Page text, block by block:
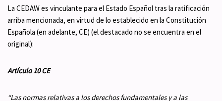
La CEDAW es vinculante para el Estado Español tras la ratificación
arriba mencionada, en virtud de lo establecido en la Constitución
Española (en adelante, CE) (el destacado no se encuentra en el
original):
Artículo 10 CE
“Las normas relativas a los derechos fundamentales y a las